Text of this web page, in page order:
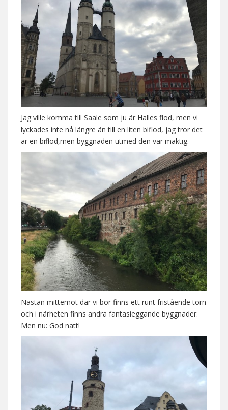
Jag ville komma till Saale som ju är Halles flod, men vi
lyckades inte nå längre än till en liten biflod, jag tror det
är en biflod,men byggnaden utmed den var mäktig.
Nästan mittemot där vi bor finns ett runt fristående torn
och i närheten finns andra fantasieggande byggnader.
Men nu: God natt!